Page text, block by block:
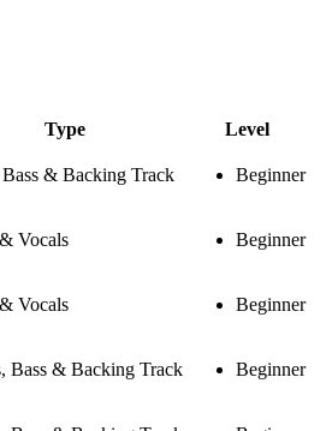
Type Level
& Backing Track Beginner
Vocals Beginner
Vocals Beginner
Bass & Backing Track Beginner